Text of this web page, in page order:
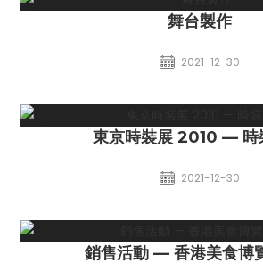
舞台製作
2021-12-30
東京時裝展 2010 — 時
2021-12-30
銷售活動 — 香港美食博